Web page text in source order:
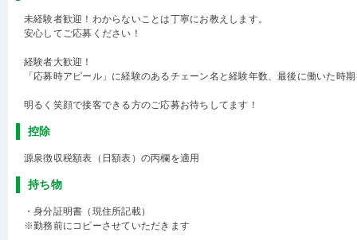
未経験者歓迎！わからないことは丁寧にお教えします。
安心してご応募ください！
経験者大歓迎！
「応募時アピール」に経験のあるチェーン名と経験年数、最後に働いた時
明るく笑顔で接客できる方のご応募お待ちしてます！
控除
源泉徴収税額表（日額表）の丙欄を適用
持ち物
・身分証明書（現住所記載）
※勤務前にコピーさせていただきます